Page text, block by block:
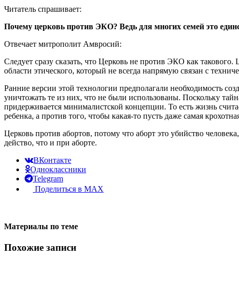
Читатель спрашивает:
Почему церковь против ЭКО? Ведь для многих семей это
Отвечает митрополит Амвросий:
Следует сразу сказать, что Церковь не против ЭКО как
области этического, который не всегда напрямую связан с
Ранние версии этой технологии предполагали необходимость
уничтожать те из них, что не были использованы. Поскольку
придерживается минималистской концепции. То есть жизнь
ребенка, а против того, чтобы какая-то пусть даже самая
Церковь против абортов, потому что аборт это убийство
действо, что и при аборте.
ВКонтакте
Одноклассники
Telegram
Поделиться в MAX
Материалы по теме
Похожие записи